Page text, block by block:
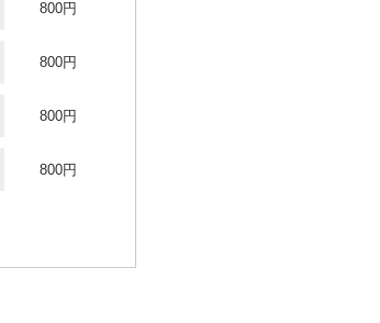
800円
800円
800円
800円